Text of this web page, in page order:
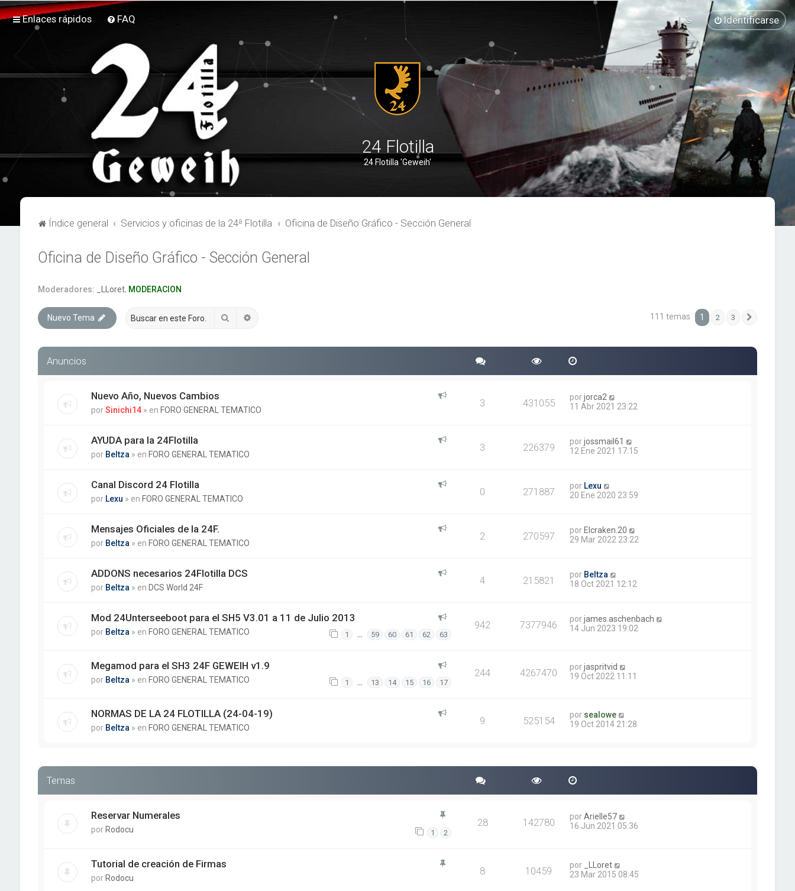
Enlaces rápidos FAQ Identificarse
24 Flotilla
24 Flotilla 'Geweih'
Índice general Servicios y oficinas de la 24ª Flotilla Oficina de Diseño Gráfico - Sección General
Oficina de Diseño Gráfico - Sección General
Moderadores: _LLoret, MODERACION
Nuevo Tema Buscar 111 temas 1 2 3
Anuncios
Nuevo Año, Nuevos Cambios
porSinichi14 » en FORO GENERAL TEMATICO
3 431055 porjorca2
11 Abr 2021 23:22
AYUDA para la 24Flotilla
por Beltza » en FORO GENERAL TEMATICO
3 226379 porjossmail61
12 Ene 2021 17:15
Canal Discord 24 Flotilla
por Lexu » en FORO GENERAL TEMATICO
0 271887 por Lexu
20 Ene 2020 23:59
Mensajes Oficiales de la 24F.
por Beltza » en FORO GENERAL TEMATICO
2 270597 por Elcraken.20
29 Mar 2022 23:22
ADDONS necesarios 24Flotilla DCS
por Beltza » en DCS World 24F
4 215821 por Beltza
18 Oct 2021 12:12
Mod 24Unterseeboot para el SH5 V3.01 a 11 de Julio 2013
por Beltza » en FORO GENERAL TEMATICO 1 … 59 60 61 62 63
942 7377946 porjames.aschenbach
14 Jun 2023 19:02
Megamod para el SH3 24F GEWEIH v1.9
por Beltza » en FORO GENERAL TEMATICO 1 … 13 14 15 16 17
244 4267470 porjaspritvid
19 Oct 2022 11:11
NORMAS DE LA 24 FLOTILLA (24-04-19)
por Beltza » en FORO GENERAL TEMATICO
9 525154 por sealowe
19 Oct 2014 21:28
Temas
Reservar Numerales
por Rodocu 1 2
28 142780 porArielle57
16 Jun 2021 05:36
Tutorial de creación de Firmas
porRodocu
8 10459 por
_LLoret
23 Mar 2015 08:45